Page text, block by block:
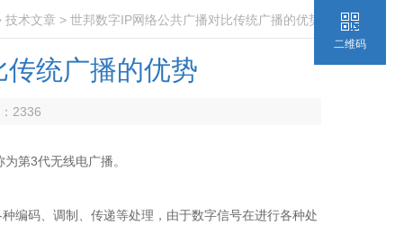
技术文章 > 世邦数字IP网络公共广播对比传统广播的优势
统广播的优势
2336
第3代无线电广播。
码、调制、传递等处理，由于数字信号在进行各种处
二维码